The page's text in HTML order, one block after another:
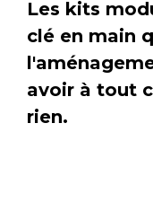
Les kits
clé en main
avoir à tout
rien.